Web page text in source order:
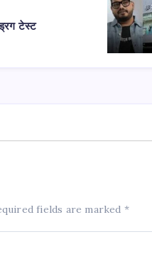
ड्रग टेस्ट
fields are marked *